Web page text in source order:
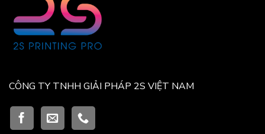
CÔNG TY TNHH GIẢI PHÁP 2S VIỆT NAM